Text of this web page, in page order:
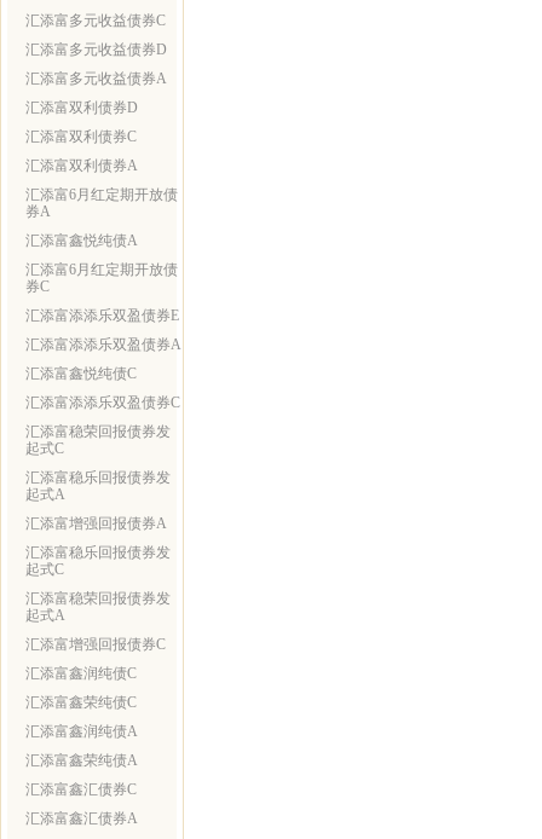
汇添富多元收益债券C
汇添富多元收益债券D
汇添富多元收益债券A
汇添富双利债券D
汇添富双利债券C
汇添富双利债券A
汇添富6月红定期开放债
券A
汇添富鑫悦纯债A
汇添富6月红定期开放债
券C
汇添富添添乐双盈债券E
汇添富添添乐双盈债券A
汇添富鑫悦纯债C
汇添富添添乐双盈债券C
汇添富稳荣回报债券发
起式C
汇添富稳乐回报债券发
起式A
汇添富增强回报债券A
汇添富稳乐回报债券发
起式C
汇添富稳荣回报债券发
起式A
汇添富增强回报债券C
汇添富鑫润纯债C
汇添富鑫荣纯债C
汇添富鑫润纯债A
汇添富鑫荣纯债A
汇添富鑫汇债券C
汇添富鑫汇债券A